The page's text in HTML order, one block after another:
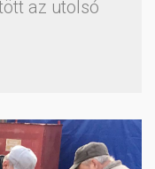
az utolsó